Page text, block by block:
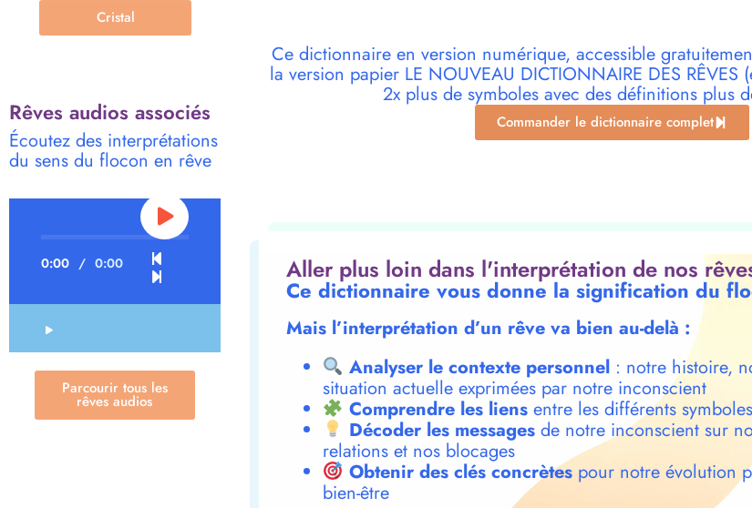
Cristal
Rêves audios associés
Écoutez des interprétations
du sens du flocon en rêve
0:00 / 0:00
Parcourir tous les
rêves audios
Ce dictionnaire en version numérique, accessible
la version papier LE NOUVEAU DICTIONNAIRE DES
2x plus de symboles avec des définitions plus
Commander le dictionnaire complet
Aller plus loin dans l'interprétation de nos
Ce dictionnaire vous donne la signification du
Mais l’interprétation d’un rêve va bien au-delà :
Analyser le contexte personnel: notre histoire,
situation actuelle exprimées par notre inconscient
Comprendre les liensentre les différents
Décoder les messagesde notre inconscient sur
relations et nos blocages
Obtenir des clés concrètespour notre évolution
bien-être